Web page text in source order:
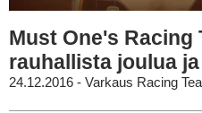
Must One's Racing
rauhallista joulua
24.12.2016 - Varkaus Racing